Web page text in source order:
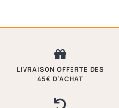
LIVRAISON OFFERTE DES
45€ D’ACHAT